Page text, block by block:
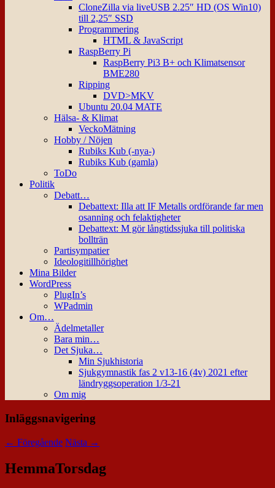
CloneZilla via liveUSB 2.25″ HD (OS Win10)
till 2,25″ SSD
Programmering
HTML & JavaScript
RaspBerry Pi
RaspBerry Pi3 B+ och Klimatsensor
BME280
Ripping
DVD>MKV
Ubuntu 20.04 MATE
Hälsa- & Klimat
VeckoMätning
Hobby / Nöjen
Rubiks Kub (-nya-)
Rubiks Kub (gamla)
ToDo
Politik
Debatt…
Debattext: Illa att IF Metalls ordförande far men
osanning och felaktigheter
Debattext: M gör långtidssjuka till politiska
bollträn
Partisympatier
Ideologitillhörighet
Mina Bilder
WordPress
PlugIn’s
WPadmin
Om…
Ädelmetaller
Bara min…
Det Sjuka…
Min Sjukhistoria
Sjukgymnastik fas 2 v13-16 (4v) 2021 efter
ländryggsoperation 1/3-21
Om mig
Inläggsnavigering
← Föregående Nästa →
HemmaTorsdag